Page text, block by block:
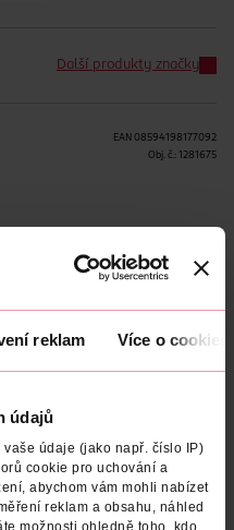
reklam Více o cookies
údajů
vaše údaje (jako např. číslo IP)
cookie pro uchování a
abychom vám mohli nabízet
reklam a obsahu, náhled
možnosti ohledně toho, kdo
Další produkty značky
EAN 08594198177092
Obj. č.: 1281675
načíst, zkuste to prosím